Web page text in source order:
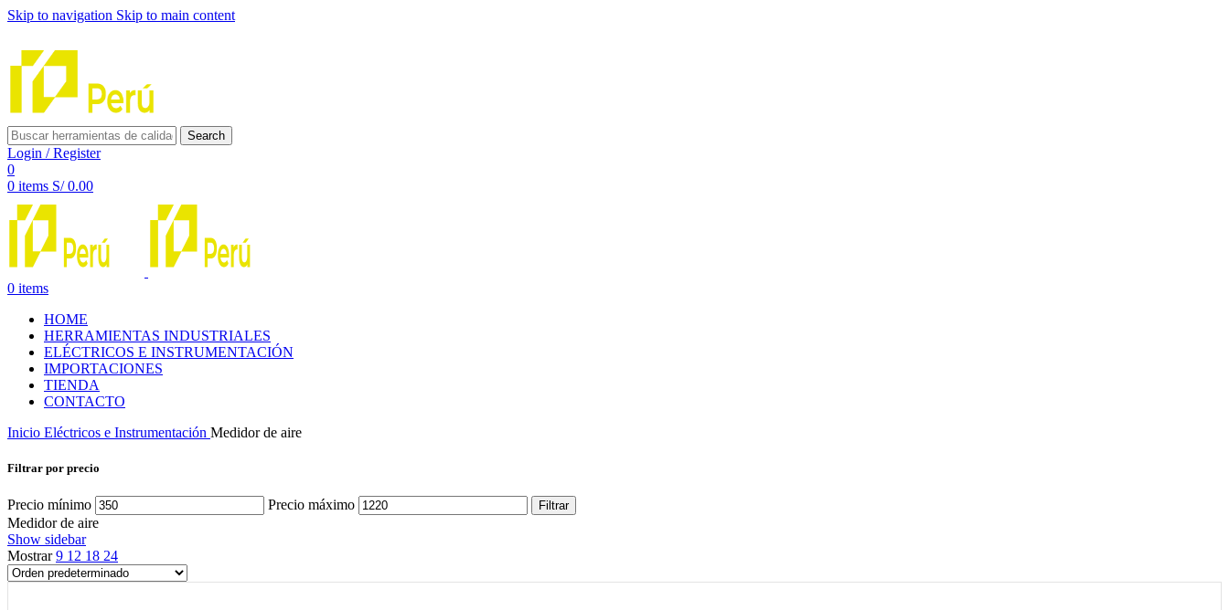
Skip to navigation Skip to main content
Search
Login / Register
0
0 items S/0.00
0 items
HOME
HERRAMIENTAS INDUSTRIALES
ELÉCTRICOS E INSTRUMENTACIÓN
IMPORTACIONES
TIENDA
CONTACTO
Inicio Eléctricos e Instrumentación Medidor de aire
Filtrar por precio
Precio mínimo Precio máximo Filtrar
Medidor de aire
Show sidebar
Mostrar9 12 18 24